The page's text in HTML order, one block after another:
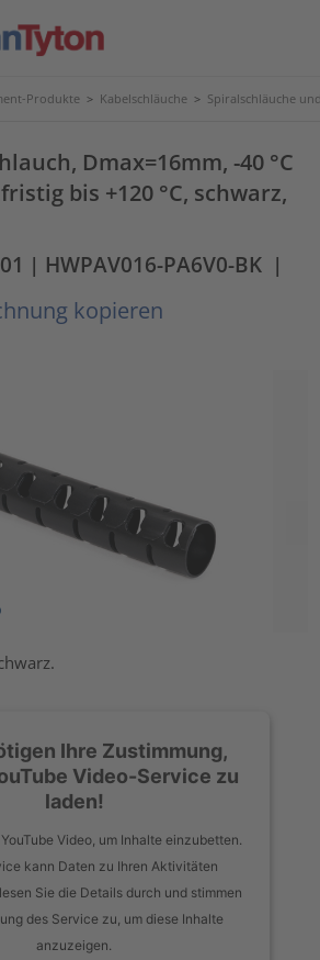
Produkte > Kabelschläuche > Spiralschläuche
Dmax=16mm, -40 °C
bis +120 °C, schwarz,
| HWPAV016-PA6V0-BK |
kopieren
Ihre Zustimmung,
Video-Service zu
laden!
Video, um Inhalte einzubetten.
kann Daten zu Ihren Aktivitäten
Sie die Details durch und stimmen
des Service zu, um diese Inhalte
anzuzeigen.